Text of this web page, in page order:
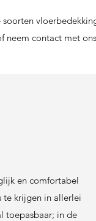
neem contact met
en comfortabel
te krijgen in allerlei
toepasbaar; in de